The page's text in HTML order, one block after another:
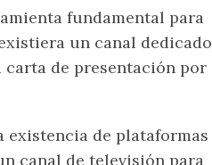
fundamental para
un canal dedicado
de presentación por
existencia de plataformas
canal de televisión para